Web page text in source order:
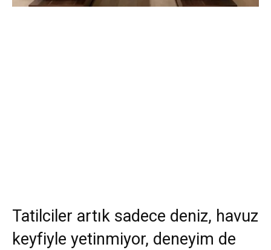
Tatilciler artık sadece deniz, havuz
keyfiyle yetinmiyor, deneyim de